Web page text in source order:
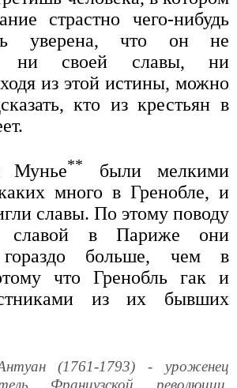
страстно чего-нибудь
уверена, что он не
ни своей славы, ни
из этой истины, можно
кто из крестьян в
**
были мелкими
много в Гренобле, и
славы. По этому поводу
славой в Париже они
гораздо больше, чем в
что Гренобль гак и
из их бывших
(1761-1793) - уроженец
Французской революции,